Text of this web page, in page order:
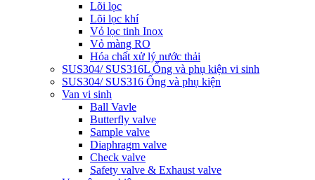
Lõi lọc
Lõi lọc khí
Vỏ lọc tinh Inox
Vỏ màng RO
Hóa chất xử lý nước thải
SUS304/ SUS316L Ống và phụ kiện vi sinh
SUS304/ SUS316 Ống và phụ kiện
Van vi sinh
Ball Vavle
Butterfly valve
Sample valve
Diaphragm valve
Check valve
Safety valve & Exhaust valve